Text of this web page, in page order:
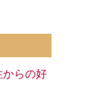
からの好